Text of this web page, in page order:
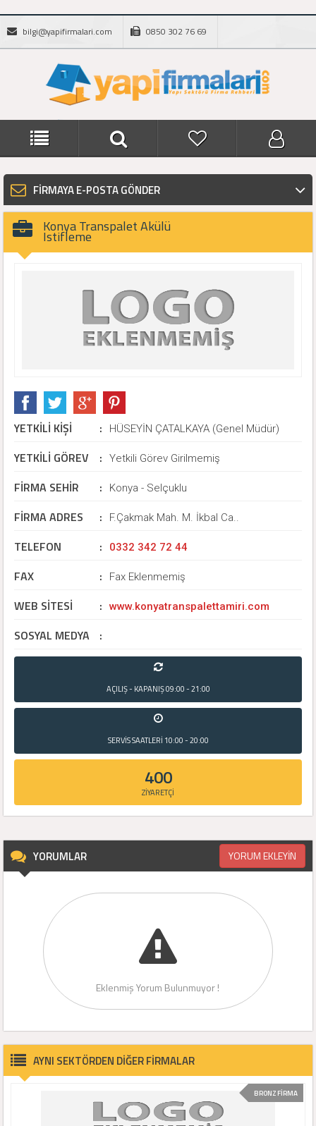
bilgi@yapifirmalari.com 0850 302 76 69
FİRMAYA E-POSTA GÖNDER
Konya Transpalet Akülü
Istifleme
YETKİLİ KİŞİ : HÜSEYİN ÇATALKAYA (Genel Müdür)
YETKİLİ GÖREV : Yetkili Görev Girilmemiş
FİRMA SEHİR : Konya - Selçuklu
FİRMA ADRES : F.Çakmak Mah. M. İkbal Ca..
TELEFON : 0332 342 72 44
FAX : Fax Eklenmemiş
WEB SİTESİ : www.konyatranspalettamiri.com
SOSYAL MEDYA :
AÇILIŞ - KAPANIŞ09:00 - 21:00
SERVİS SAATLERİ 10:00 - 20:00
400
ZİYARETÇİ
YORUMLAR YORUM EKLEYİN
Eklenmiş Yorum Bulunmuyor !
AYNI SEKTÖRDEN DİĞER FİRMALAR
BRONZ FİRMA